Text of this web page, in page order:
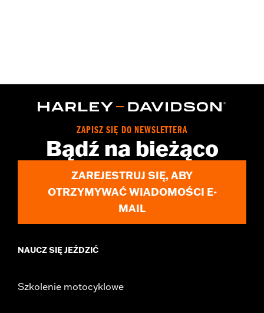
ZAPISZ SIĘ DO NEWSLETTERA
Bądź na bieżąco
ZAREJESTRUJ SIĘ, ABY
OTRZYMYWAĆ WIADOMOŚCI E-
MAIL
NAUCZ SIĘ JEŹDZIĆ
Szkolenie motocyklowe